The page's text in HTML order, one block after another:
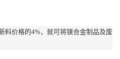
价格的4%，就可将镁合金制品及废